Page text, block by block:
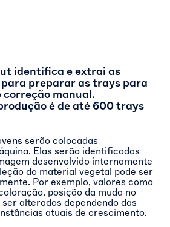
identifica e extrai as
preparar as trays para
manual.
é de até 600 trays
serão colocadas
Elas serão identificadas
desenvolvido internamente
do material vegetal pode ser
Por exemplo, valores como
posição da muda no
alterados dependendo das
atuais de crescimento.